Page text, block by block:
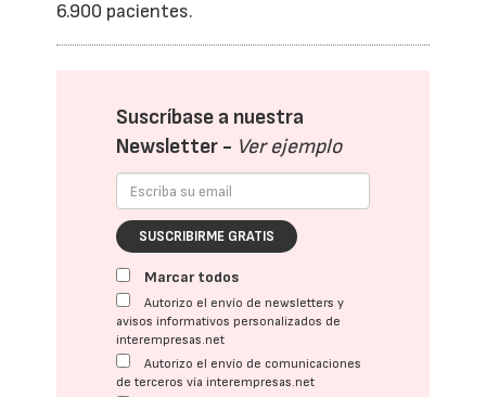
6.900 pacientes.
Suscríbase a nuestra
Newsletter - Ver ejemplo
SUSCRIBIRME GRATIS
Marcar todos
Autorizo el envío de newsletters y
avisos informativos personalizados de
interempresas.net
Autorizo el envío de comunicaciones
de terceros vía interempresas.net